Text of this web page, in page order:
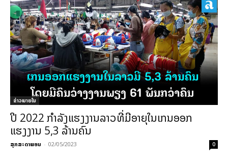
ຂ່າວພາຍ​ໃນ
ປີ 2022 ກຳລັງແຮງງານລາວທີ່ມີອາຍຸໃນເກນອອກ
ແຮງງານ 5,3 ລ້ານຄົນ
ສຸກສະດາພອນ - 02/05/2023 0